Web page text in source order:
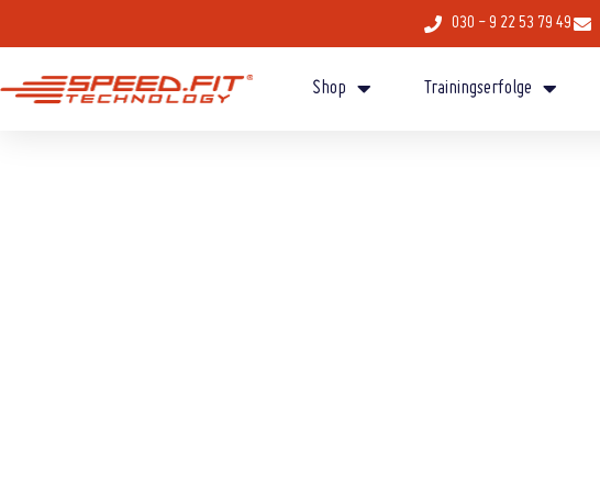
030 - 9 22 53 79 49
Shop Trainingserfolge